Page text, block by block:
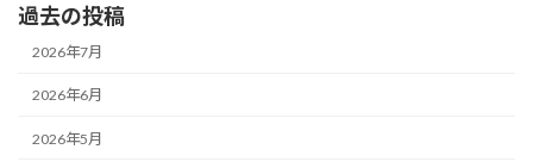
過去の投稿
2026年7月
2026年6月
2026年5月